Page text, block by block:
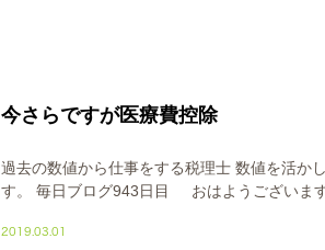
今さらですが医療費控除
過去の数値から仕事をする税理士 数値を活か
す。 毎日ブログ943日目 おはようございま
2019.03.01